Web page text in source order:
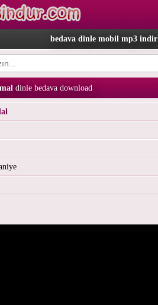
bedava dinle mobil mp3 indir
dinle bedava download